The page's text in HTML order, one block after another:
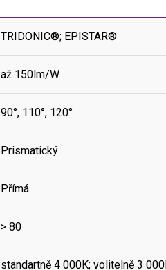
TRIDONIC®; EPISTAR®
až 150lm/W
90°, 110°, 120°
Prismatický
Přímá
> 80
standartně 4 000K; volitelně 3